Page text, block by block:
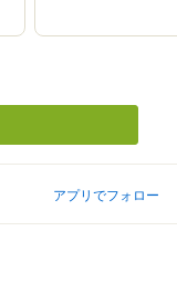
アプリでフォロー